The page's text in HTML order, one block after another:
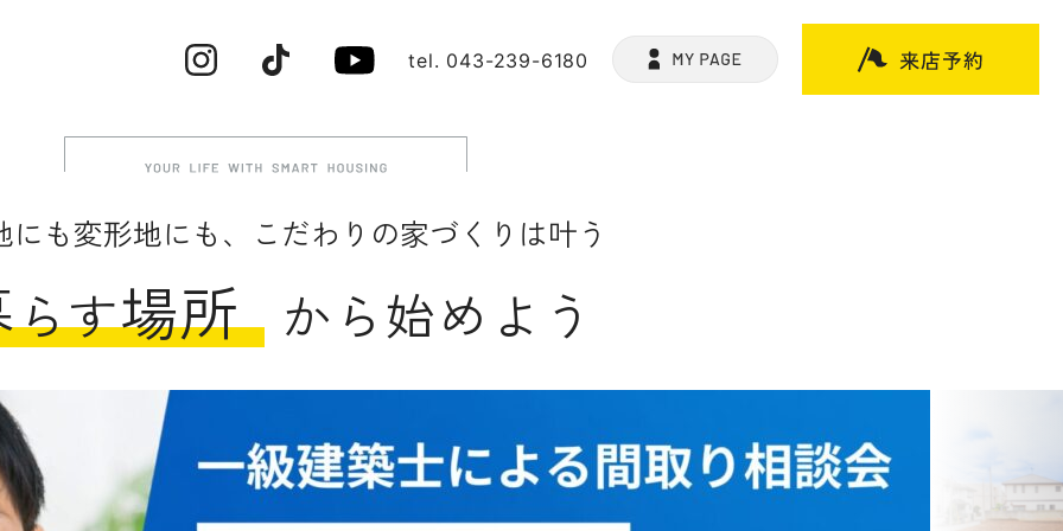
tel. 043-239-6180
にも変形地にも、こだわりの家づくりは叶う
らす場所 から始めよう